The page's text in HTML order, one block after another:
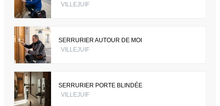
VILLEJUIF
SERRURIER AUTOUR DE MOI
VILLEJUIF
SERRURIER PORTE BLINDÉE
VILLEJUIF